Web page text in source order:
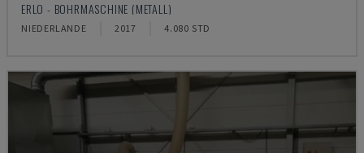
ERLO - BOHRMASCHINE (METALL)
NIEDERLANDE 2017 4.080 STD